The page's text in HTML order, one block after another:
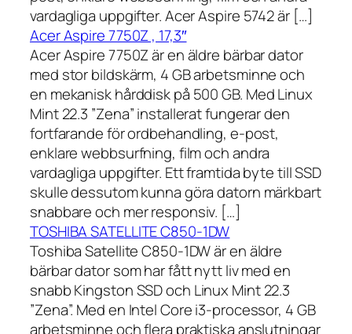
vardagliga uppgifter. Acer Aspire 5742 är […]
Acer Aspire 7750Z , 17,3″
Acer Aspire 7750Z är en äldre bärbar dator
med stor bildskärm, 4 GB arbetsminne och
en mekanisk hårddisk på 500 GB. Med Linux
Mint 22.3 ”Zena” installerat fungerar den
fortfarande för ordbehandling, e-post,
enklare webbsurfning, film och andra
vardagliga uppgifter. Ett framtida byte till SSD
skulle dessutom kunna göra datorn märkbart
snabbare och mer responsiv. […]
TOSHIBA SATELLITE C850-1DW
Toshiba Satellite C850-1DW är en äldre
bärbar dator som har fått nytt liv med en
snabb Kingston SSD och Linux Mint 22.3
”Zena”. Med en Intel Core i3-processor, 4 GB
arbetsminne och flera praktiska anslutningar